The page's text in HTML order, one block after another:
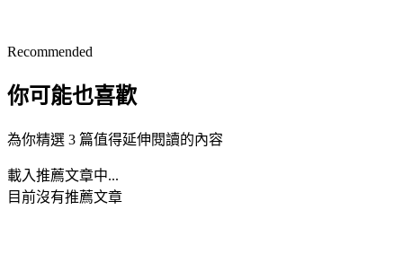
Recommended
你可能也喜歡
為你精選 3 篇值得延伸閱讀的內容
載入推薦文章中...
目前沒有推薦文章